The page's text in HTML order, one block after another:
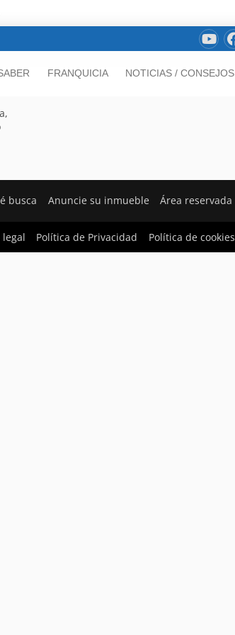
FRANQUICIA NOTICIAS / CONSEJOS
busca Anuncie su inmueble Área reservada
legal Política de Privacidad Política de cookies